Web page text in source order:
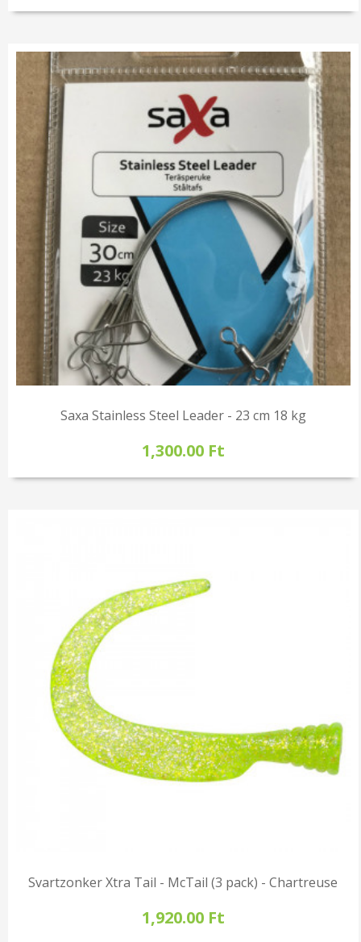
Saxa Stainless Steel Leader - 23 cm 18 kg
1,300.00 Ft
Svartzonker Xtra Tail - McTail (3 pack) - Chartreuse
1,920.00 Ft